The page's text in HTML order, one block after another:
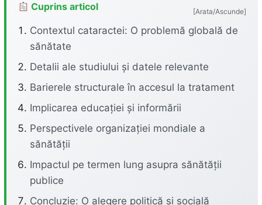
Cuprins articol [Arata/Ascunde]
Contextul cataractei: O problemă globală de
sănătate
Detalii ale studiului și datele relevante
Barierele structurale în accesul la tratament
Implicarea educației și informării
Perspectivele organizației mondiale a
sănătății
Impactul pe termen lung asupra sănătății
publice
Concluzie: O alegere politică și socială